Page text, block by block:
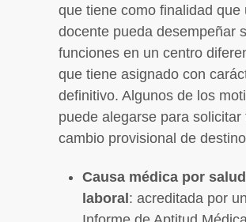
que tiene como finalidad que
docente pueda desempeñar
funciones en un centro
que tiene asignado con
definitivo. Algunos de los
puede alegarse para solicitar
cambio provisional de
Causa médica por salud
laboral: acreditada por un